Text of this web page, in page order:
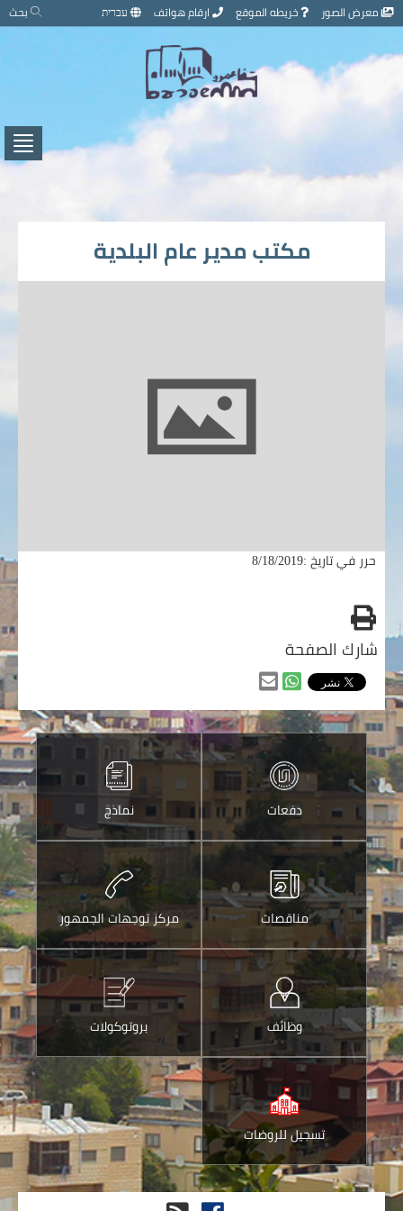
تخطي
إلى
الصفحة
معرض الصور خريطه الموقع ارقام هواتف עברית بحث
لفتح
مكتب مدير عام البلدية
حرر في تاريخ :8/18/2019
طباعه
شارك الصفحة
مشاركه
من
خلال
الواتس
اب
مشاركه
من
خلال
ارسالها
عبر
البريد
الالكتروني
دفعات نماذج
مناقصات مركز توجهات الجمهور
وظائف بروتوكولات
تسجيل للروضات